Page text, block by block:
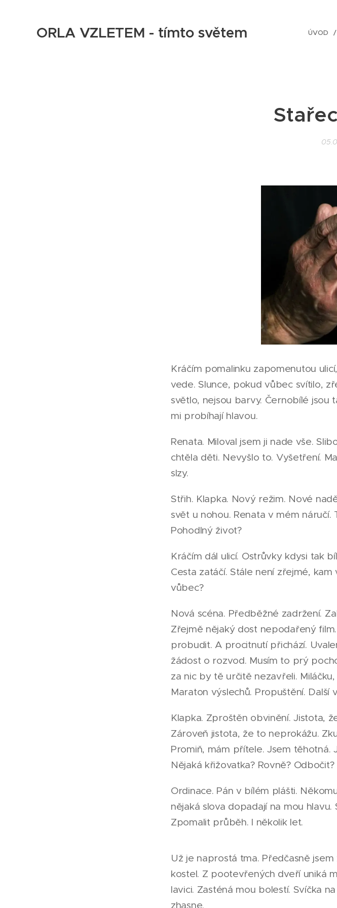
ORLA VZLETEM - tímto světem ÚVOD
Kráčím pomalinku zapomenutou
vede. Slunce, pokud vůbec svítilo,
světlo, nejsou barvy. Černobílé
mi probíhají hlavou.
Renata. Miloval jsem ji nade vše.
chtěla děti. Nevyšlo to. Vyšetření.
slzy.
Střih. Klapka. Nový režim. Nové
svět u nohou. Renata v mém náručí.
Pohodlný život?
Kráčím dál ulicí. Ostrůvky kdysi tak
Cesta zatáčí. Stále není zřejmé,
vůbec?
Nová scéna. Předběžné zadržení.
Zřejmě nějaký dost nepodařený
probudit. A procitnutí přichází.
žádost o rozvod. Musím to prý
za nic by tě určitě nezavřeli.
Maraton výslechů. Propuštění. Další
Klapka. Zproštěn obvinění. Jistota,
Zároveň jistota, že to neprokážu.
Promiň, mám přítele. Jsem těhotná.
Nějaká křižovatka? Rovně? Odbočit?
Ordinace. Pán v bílém plášti.
nějaká slova dopadají na mou
Zpomalit průběh. I několik let.
Už je naprostá tma. Předčasně
kostel. Z pootevřených dveří uniká
lavici. Zasténá mou bolestí. Svíčka
zhasne.